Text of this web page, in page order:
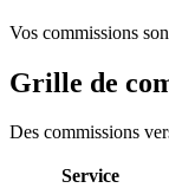
Vos commissions
Grille de
Des commissions
Service